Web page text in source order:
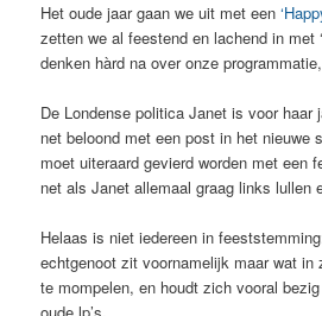
Het oude jaar gaan we uit met een
zetten we al feestend en lachend in met
denken hàrd na over onze
De Londense politica Janet is voor haar
net beloond met een post in het nieuwe
moet uiteraard gevierd worden met een
net als Janet allemaal graag links lullen
Helaas is niet iedereen in
echtgenoot zit voornamelijk maar wat
te mompelen, en houdt zich vooral